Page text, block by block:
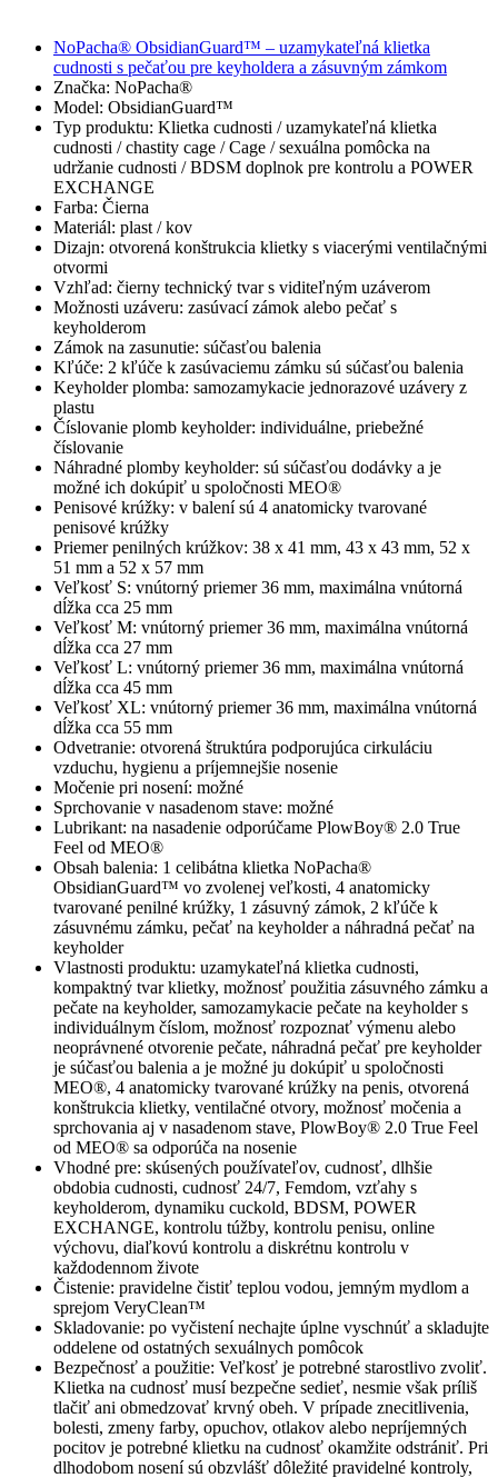
NoPacha® ObsidianGuard™ – uzamykateľná klietka
cudnosti s pečaťou pre keyholdera a zásuvným zámkom
Značka: NoPacha®
Model: ObsidianGuard™
Typ produktu: Klietka cudnosti / uzamykateľná klietka
cudnosti / chastity cage / Cage / sexuálna pomôcka na
udržanie cudnosti / BDSM doplnok pre kontrolu a POWER
EXCHANGE
Farba: Čierna
Materiál: plast / kov
Dizajn: otvorená konštrukcia klietky s viacerými ventilačnými
otvormi
Vzhľad: čierny technický tvar s viditeľným uzáverom
Možnosti uzáveru: zasúvací zámok alebo pečať s
keyholderom
Zámok na zasunutie: súčasťou balenia
Kľúče: 2 kľúče k zasúvaciemu zámku sú súčasťou balenia
Keyholder plomba: samozamykacie jednorazové uzávery z
plastu
Číslovanie plomb keyholder: individuálne, priebežné
číslovanie
Náhradné plomby keyholder: sú súčasťou dodávky a je
možné ich dokúpiť u spoločnosti MEO®
Penisové krúžky: v balení sú 4 anatomicky tvarované
penisové krúžky
Priemer penilných krúžkov: 38 x 41 mm, 43 x 43 mm, 52 x
51 mm a 52 x 57 mm
Veľkosť S: vnútorný priemer 36 mm, maximálna vnútorná
dĺžka cca 25 mm
Veľkosť M: vnútorný priemer 36 mm, maximálna vnútorná
dĺžka cca 27 mm
Veľkosť L: vnútorný priemer 36 mm, maximálna vnútorná
dĺžka cca 45 mm
Veľkosť XL: vnútorný priemer 36 mm, maximálna vnútorná
dĺžka cca 55 mm
Odvetranie: otvorená štruktúra podporujúca cirkuláciu
vzduchu, hygienu a príjemnejšie nosenie
Močenie pri nosení: možné
Sprchovanie v nasadenom stave: možné
Lubrikant: na nasadenie odporúčame PlowBoy® 2.0 True
Feel od MEO®
Obsah balenia: 1 celibátna klietka NoPacha®
ObsidianGuard™ vo zvolenej veľkosti, 4 anatomicky
tvarované penilné krúžky, 1 zásuvný zámok, 2 kľúče k
zásuvnému zámku, pečať na keyholder a náhradná pečať na
keyholder
Vlastnosti produktu: uzamykateľná klietka cudnosti,
kompaktný tvar klietky, možnosť použitia zásuvného zámku a
pečate na keyholder, samozamykacie pečate na keyholder s
individuálnym číslom, možnosť rozpoznať výmenu alebo
neoprávnené otvorenie pečate, náhradná pečať pre keyholder
je súčasťou balenia a je možné ju dokúpiť u spoločnosti
MEO®, 4 anatomicky tvarované krúžky na penis, otvorená
konštrukcia klietky, ventilačné otvory, možnosť močenia a
sprchovania aj v nasadenom stave, PlowBoy® 2.0 True Feel
od MEO® sa odporúča na nosenie
Vhodné pre: skúsených používateľov, cudnosť, dlhšie
obdobia cudnosti, cudnosť 24/7, Femdom, vzťahy s
keyholderom, dynamiku cuckold, BDSM, POWER
EXCHANGE, kontrolu túžby, kontrolu penisu, online
výchovu, diaľkovú kontrolu a diskrétnu kontrolu v
každodennom živote
Čistenie: pravidelne čistiť teplou vodou, jemným mydlom a
sprejom VeryClean™
Skladovanie: po vyčistení nechajte úplne vyschnúť a skladujte
oddelene od ostatných sexuálnych pomôcok
Bezpečnosť a použitie: Veľkosť je potrebné starostlivo zvoliť.
Klietka na cudnosť musí bezpečne sedieť, nesmie však príliš
tlačiť ani obmedzovať krvný obeh. V prípade znecitlivenia,
bolesti, zmeny farby, opuchov, otlakov alebo nepríjemných
pocitov je potrebné klietku na cudnosť okamžite odstrániť. Pri
dlhodobom nosení sú obzvlášť dôležité pravidelné kontroly,